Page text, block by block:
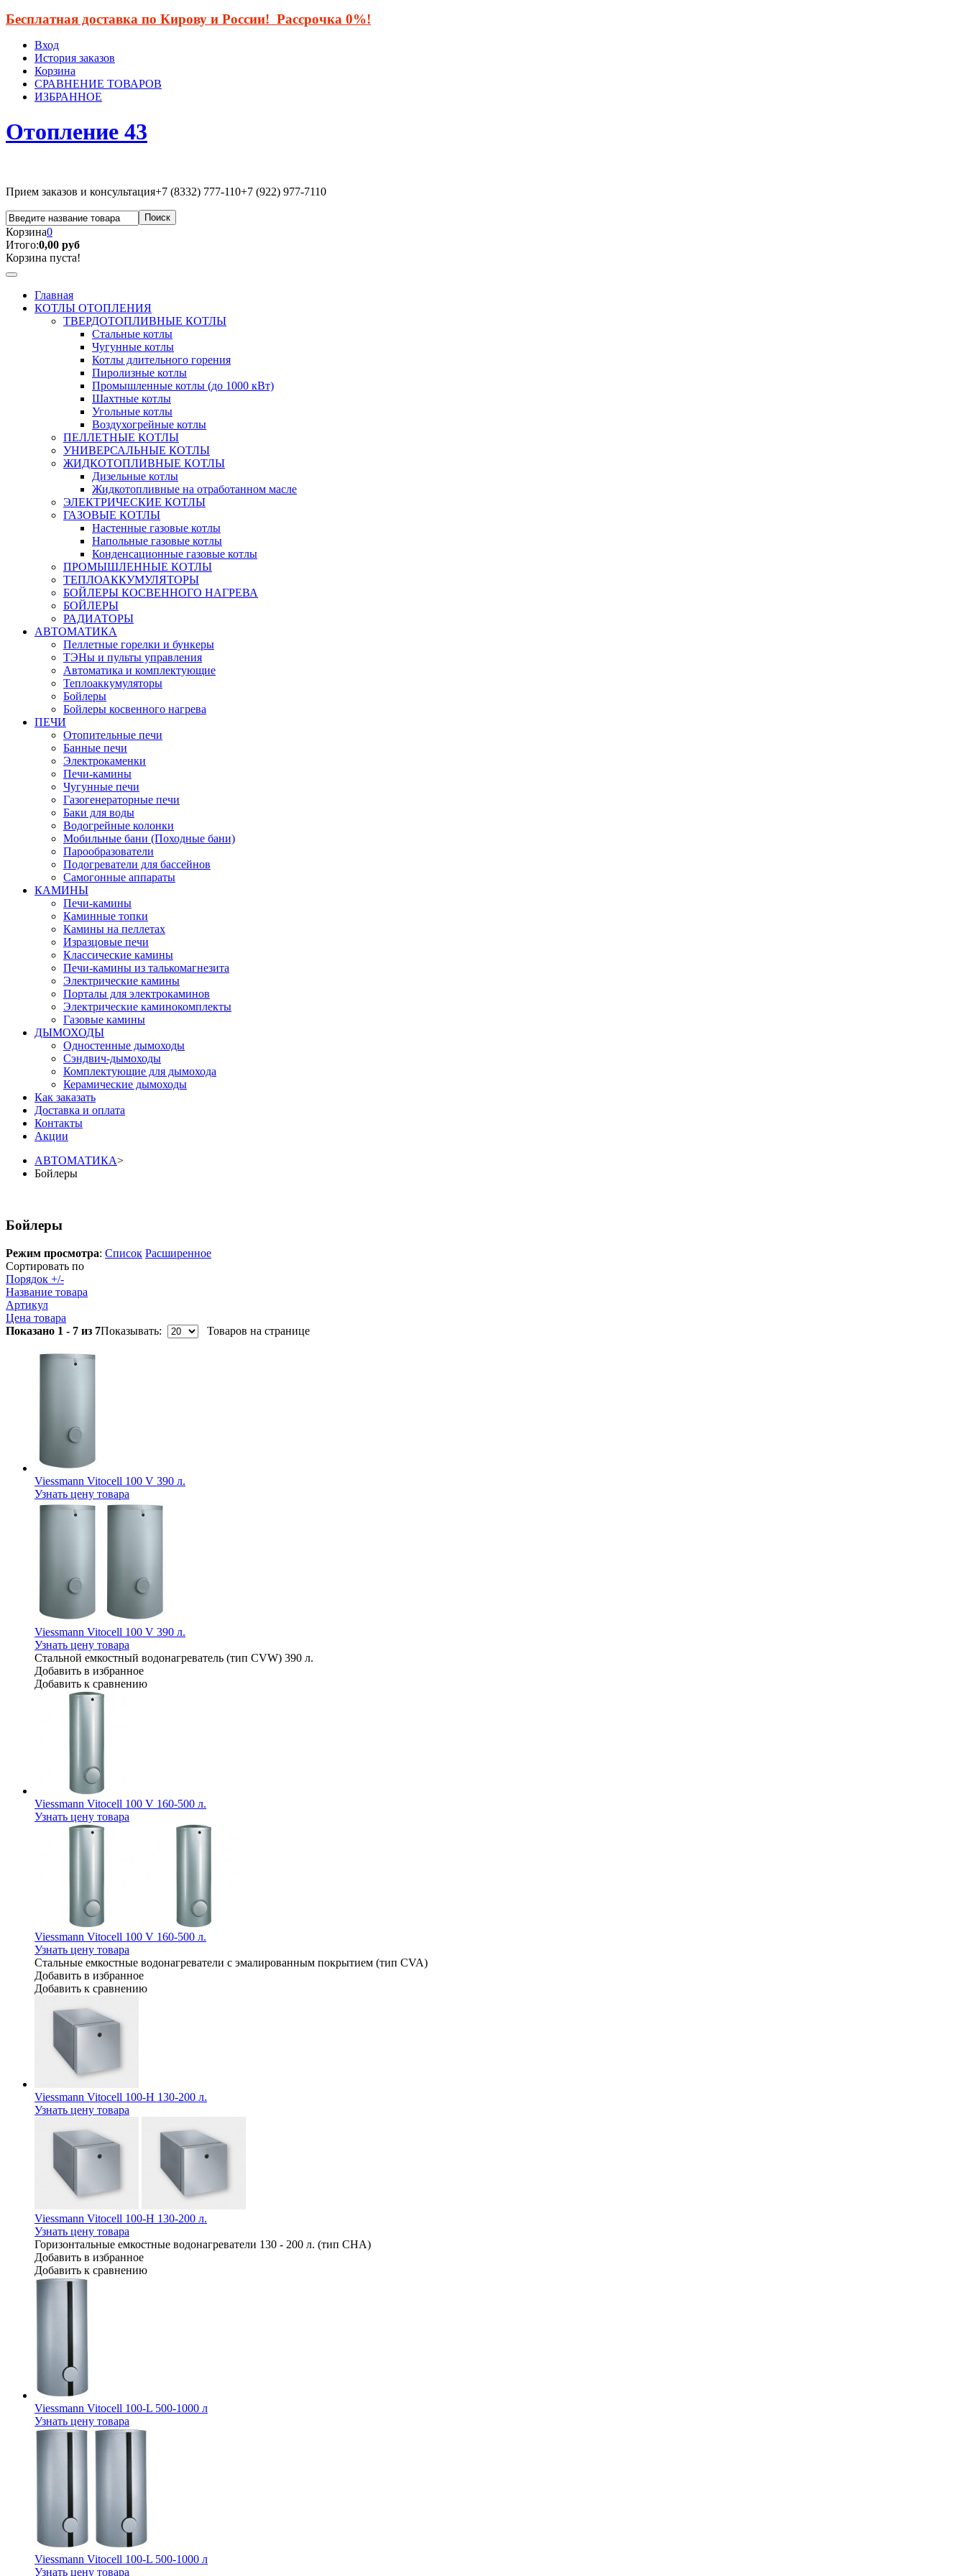
Бесплатная доставка по Кирову и России! Рассрочка 0%!
Вход
История заказов
Корзина
СРАВНЕНИЕ ТОВАРОВ
ИЗБРАННОЕ
Отопление 43
Прием заказов и консультация+7 (8332) 777-110+7 (922) 977-7110
Корзина0
Итого:0,00 руб
Корзина пуста!
Главная
КОТЛЫ ОТОПЛЕНИЯ
ТВЕРДОТОПЛИВНЫЕ КОТЛЫ
Стальные котлы
Чугунные котлы
Котлы длительного горения
Пиролизные котлы
Промышленные котлы (до 1000 кВт)
Шахтные котлы
Угольные котлы
Воздухогрейные котлы
ПЕЛЛЕТНЫЕ КОТЛЫ
УНИВЕРСАЛЬНЫЕ КОТЛЫ
ЖИДКОТОПЛИВНЫЕ КОТЛЫ
Дизельные котлы
Жидкотопливные на отработанном масле
ЭЛЕКТРИЧЕСКИЕ КОТЛЫ
ГАЗОВЫЕ КОТЛЫ
Настенные газовые котлы
Напольные газовые котлы
Конденсационные газовые котлы
ПРОМЫШЛЕННЫЕ КОТЛЫ
ТЕПЛОАККУМУЛЯТОРЫ
БОЙЛЕРЫ КОСВЕННОГО НАГРЕВА
БОЙЛЕРЫ
РАДИАТОРЫ
АВТОМАТИКА
Пеллетные горелки и бункеры
ТЭНы и пульты управления
Автоматика и комплектующие
Теплоаккумуляторы
Бойлеры
Бойлеры косвенного нагрева
ПЕЧИ
Отопительные печи
Банные печи
Электрокаменки
Печи-камины
Чугунные печи
Газогенераторные печи
Баки для воды
Водогрейные колонки
Мобильные бани (Походные бани)
Парообразователи
Подогреватели для бассейнов
Самогонные аппараты
КАМИНЫ
Печи-камины
Каминные топки
Камины на пеллетах
Изразцовые печи
Классические камины
Печи-камины из талькомагнезита
Электрические камины
Порталы для электрокаминов
Электрические каминокомплекты
Газовые камины
ДЫМОХОДЫ
Одностенные дымоходы
Сэндвич-дымоходы
Комплектующие для дымохода
Керамические дымоходы
Как заказать
Доставка и оплата
Контакты
Акции
АВТОМАТИКА>
Бойлеры
Бойлеры
Режим просмотра: Список Расширенное
Сортировать по
Порядок +/-
Название товара
Артикул
Цена товара
Показано 1 - 7 из 7Показывать: Товаров на странице
Viessmann Vitocell 100 V 390 л.
Узнать цену товара
Viessmann Vitocell 100 V 390 л.
Узнать цену товара
Стальной емкостный водонагреватель (тип CVW) 390 л.
Добавить в избранное
Добавить к сравнению
Viessmann Vitocell 100 V 160-500 л.
Узнать цену товара
Viessmann Vitocell 100 V 160-500 л.
Узнать цену товара
Стальные емкостные водонагреватели с эмалированным покрытием (тип CVA)
Добавить в избранное
Добавить к сравнению
Viessmann Vitocell 100-H 130-200 л.
Узнать цену товара
Viessmann Vitocell 100-H 130-200 л.
Узнать цену товара
Горизонтальные емкостные водонагреватели 130 - 200 л. (тип CHA)
Добавить в избранное
Добавить к сравнению
Viessmann Vitocell 100-L 500-1000 л
Узнать цену товара
Viessmann Vitocell 100-L 500-1000 л
Узнать цену товара